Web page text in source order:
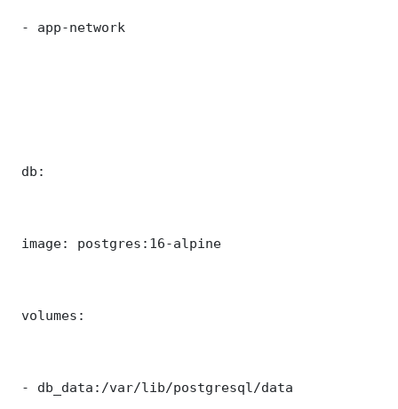
- app-network
db:
image: postgres:16-alpine
volumes:
- db_data:/var/lib/postgresql/data